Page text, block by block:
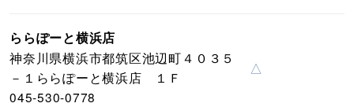
ららぽーと横浜店
神奈川県横浜市都筑区池辺町４０３５
－１ららぽーと横浜店 １Ｆ
045-530-0778
△